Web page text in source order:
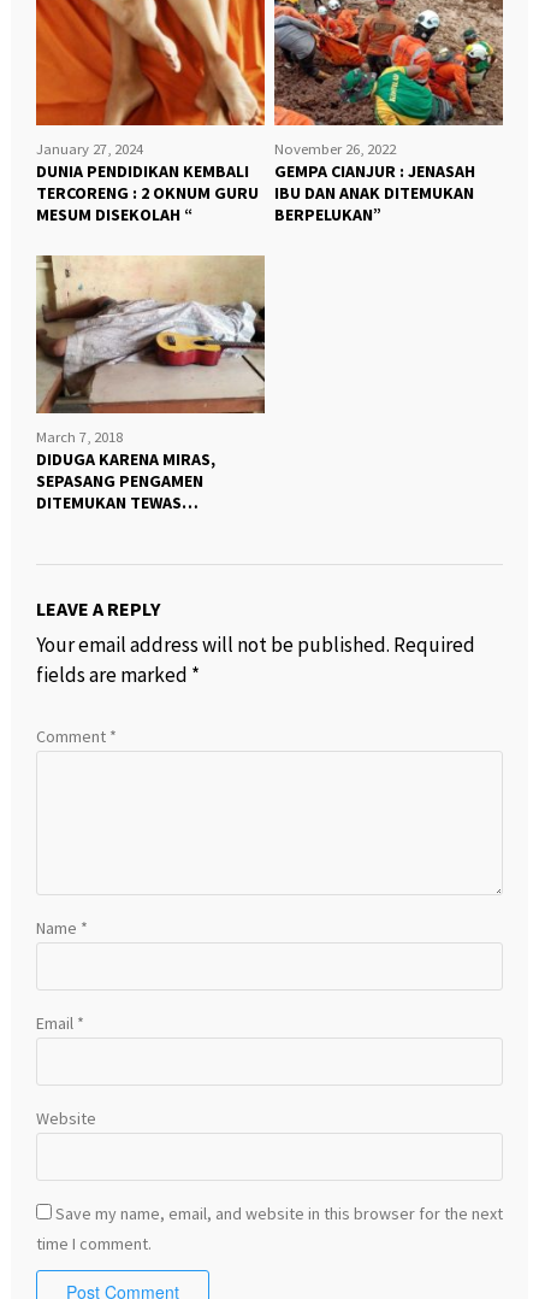
January 27, 2024
DUNIA PENDIDIKAN KEMBALI
TERCORENG : 2 OKNUM GURU
MESUM DISEKOLAH “
November 26, 2022
GEMPA CIANJUR : JENASAH
IBU DAN ANAK DITEMUKAN
BERPELUKAN”
March 7, 2018
DIDUGA KARENA MIRAS,
SEPASANG PENGAMEN
DITEMUKAN TEWAS
LEAVE A REPLY
Your email address will not be published. Required
fields are marked *
Comment *
Name *
Email *
Website
Save my name, email, and website in this browser for the next
time I comment.